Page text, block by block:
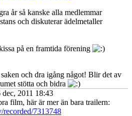
år så kanske alla medlemmar
och diskuterar ädelmetaller
på en framtida förening
och dra igång något! Blir det av
stötta och bidra
2011 18:43
film, här är mer än bara trailern:
7313748